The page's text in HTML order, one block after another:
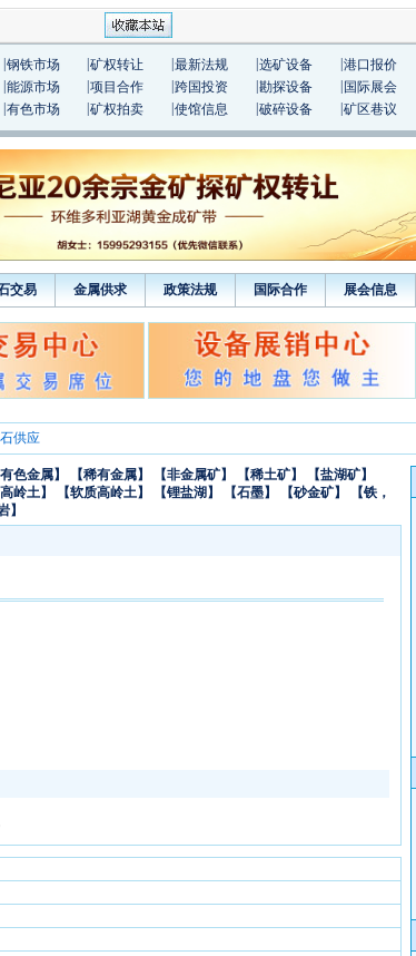
钢铁市场 矿权转让 最新法规 选矿设备 港口报价
能源市场 项目合作 跨国投资 勘探设备 国际展会
有色市场 矿权拍卖 使馆信息 破碎设备 矿区巷议
交易 金属供求 政策法规 国际合作 展会信息
供应
有色金属】 【稀有金属】 【非金属矿】 【稀土矿】
【盐湖矿】
高岭土】 【软质高岭土】 【锂盐湖】 【石墨】 【砂金矿】
【铁，
】